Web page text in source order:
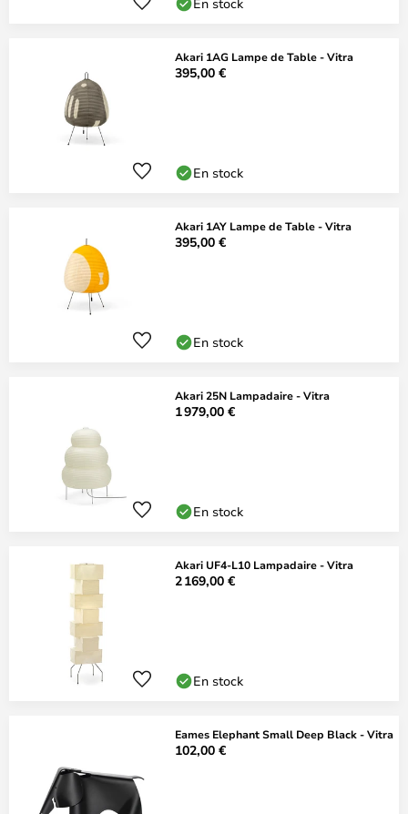
Akari 1AG Lampe de Table - Vitra
395,00 €
En stock
Akari 1AY Lampe de Table - Vitra
395,00 €
En stock
Akari 25N Lampadaire - Vitra
1 979,00 €
En stock
Akari UF4-L10 Lampadaire - Vitra
2 169,00 €
En stock
Eames Elephant Small Deep Black - Vitra
102,00 €